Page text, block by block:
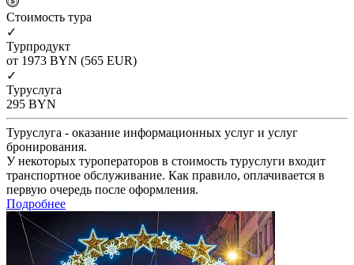
Cтоимость тура
✓
Турпродукт
от 1973 BYN (565 EUR)
✓
Туруслуга
295 BYN
Туруслуга - оказание информационных услуг и услуг
бронирования.
У некоторых туроператоров в стоимость туруслуги входит
транспортное обслуживание. Как правило, оплачивается в
первую очередь после оформления.
Подробнее